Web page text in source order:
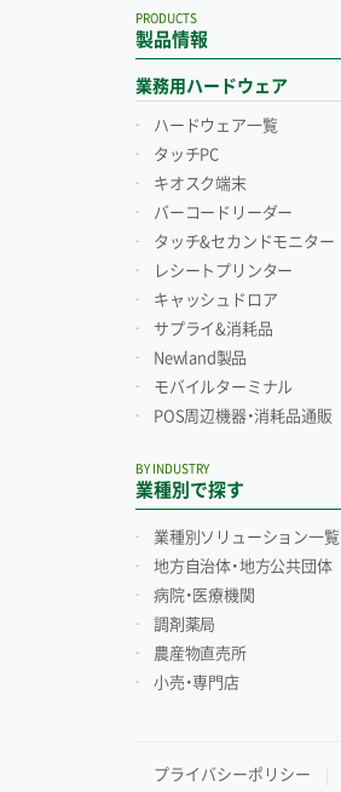
製品情報
PRODUCTS
業務用ハードウェア
ハードウェア一覧
タッチPC
キオスク端末
バーコードリーダー
タッチ&セカンドモニター
レシートプリンター
キャッシュドロア
サプライ&消耗品
Newland製品
モバイルターミナル
POS周辺機器・消耗品通販
業種別で探す
BY INDUSTRY
業種別ソリューション一覧
地方自治体・地方公共団体
病院・医療機関
調剤薬局
農産物直売所
小売・専門店
プライバシーポリシー